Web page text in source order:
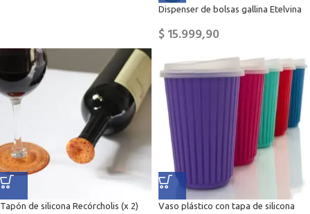
Dispenser de bolsas gallina Etelvina
$15.999,90
Tapón de silicona Recórcholis (x 2) Vaso plástico con tapa de silicona